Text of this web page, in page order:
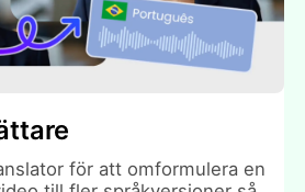
för att omformulera en